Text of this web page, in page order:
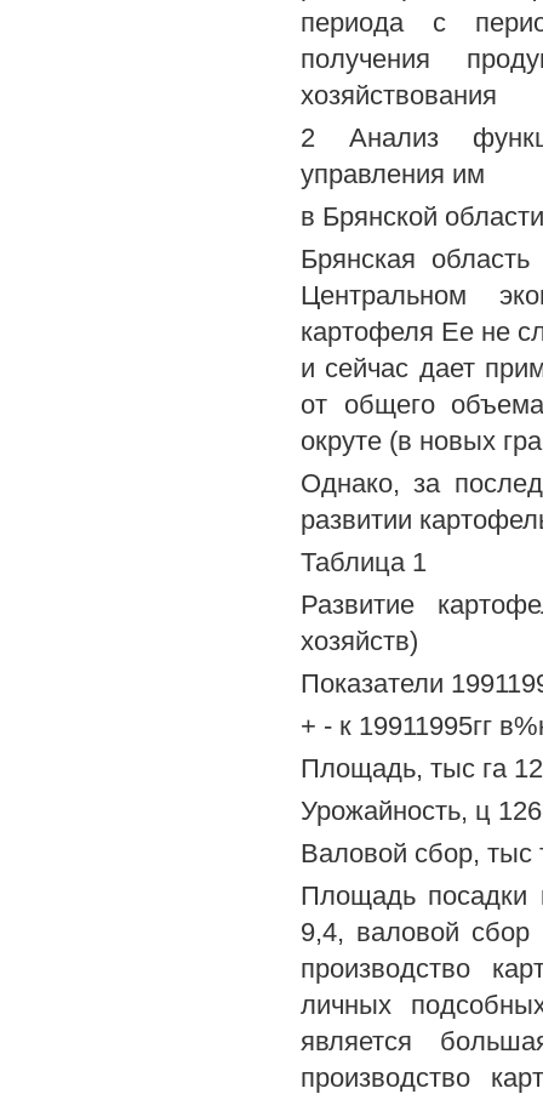
периода с
получения
хозяйствования
2 Анализ
управления им
в Брянской области
Брянская
Центральном
картофеля Ее не
и сейчас дает
от общего
окруте (в новых
Однако, за
развитии
Таблица 1
Развитие
хозяйств)
Показатели
+ - к 19911995гг
Площадь, тыс га
Урожайность, ц
Валовой сбор, тыс
Площадь посадки
9,4, валовой
производство
личных
является
производство